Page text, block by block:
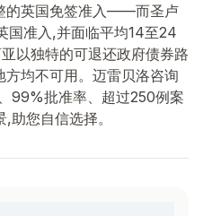
的英国免签准入——而圣卢
国准入,并面临平均14至24
以独特的可退还政府债券路
均不可用。迈雷贝洛咨询
批准率、超过250例案
您自信选择。